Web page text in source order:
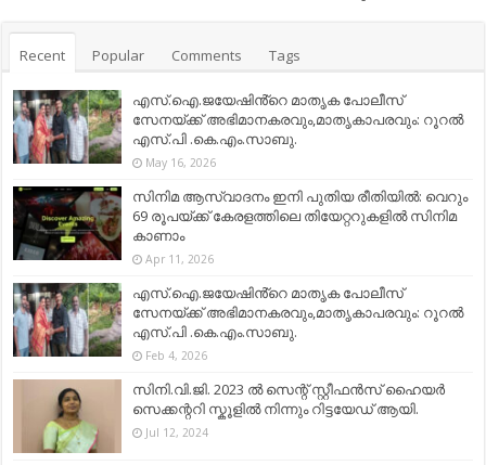
Recent Popular Comments Tags
എസ്.ഐ.ജയേഷിൻ്റെ മാതൃക പോലീസ്
സേനയ്ക്ക് അഭിമാനകരവും,മാതൃകാപരവും: റൂറൽ
എസ്.പി .കെ.എം.സാബു.
May 16, 2026
സിനിമ ആസ്വാദനം ഇനി പുതിയ രീതിയിൽ: വെറും
69 രൂപയ്ക്ക് കേരളത്തിലെ തിയേറ്ററുകളിൽ സിനിമ
കാണാം
Apr 11, 2026
എസ്.ഐ.ജയേഷിൻ്റെ മാതൃക പോലീസ്
സേനയ്ക്ക് അഭിമാനകരവും,മാതൃകാപരവും: റൂറൽ
എസ്.പി .കെ.എം.സാബു.
Feb 4, 2026
സിനി.വി.ജി. 2023 ൽ സെന്റ് സ്റ്റീഫൻസ് ഹൈയർ
സെക്കന്ററി സ്കൂളിൽ നിന്നും റിട്ടയേഡ് ആയി.
Jul 12, 2024